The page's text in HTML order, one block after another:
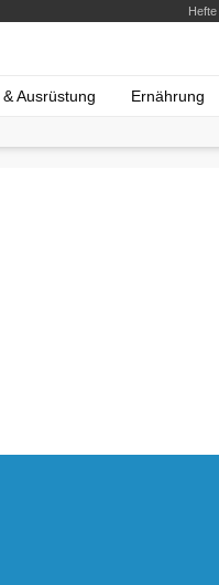
Hefte
Ausrüstung Ernährung